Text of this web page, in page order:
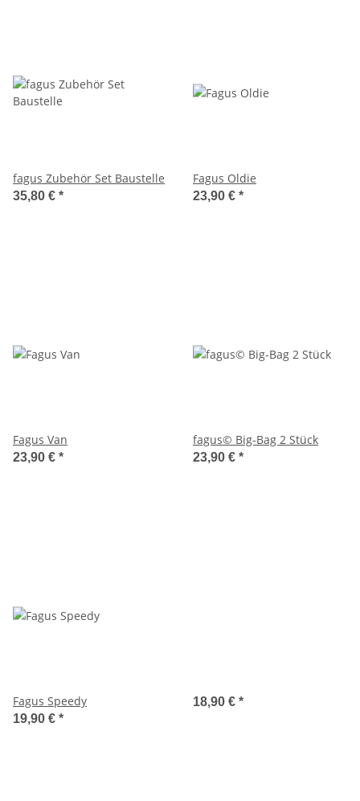
fagus Zubehör Set Baustelle
35,80 € *
Fagus Oldie
23,90 € *
Fagus Van
23,90 € *
fagus© Big-Bag 2 Stück
23,90 € *
Fagus Speedy
19,90 € *
18,90 € *